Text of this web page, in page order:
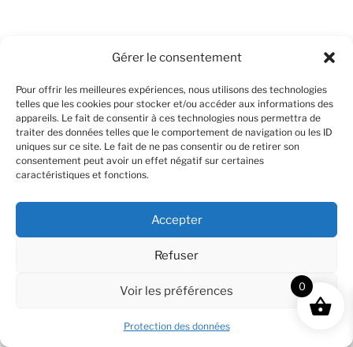
Gérer le consentement
Pour offrir les meilleures expériences, nous utilisons des technologies
telles que les cookies pour stocker et/ou accéder aux informations des
appareils. Le fait de consentir à ces technologies nous permettra de
traiter des données telles que le comportement de navigation ou les ID
uniques sur ce site. Le fait de ne pas consentir ou de retirer son
consentement peut avoir un effet négatif sur certaines
caractéristiques et fonctions.
Accepter
Refuser
Voir les préférences
Protection des données
:
Fièrement propulsé par WordPress
0